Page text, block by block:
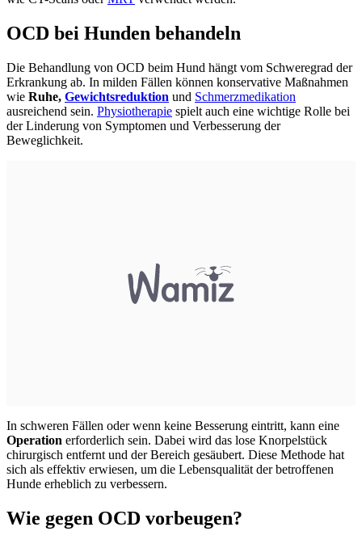
OCD bei Hunden behandeln
Die Behandlung von OCD beim Hund hängt vom Schweregrad der
Erkrankung ab. In milden Fällen können konservative Maßnahmen
wie Ruhe, Gewichtsreduktion und Schmerzmedikation
ausreichend sein. Physiotherapie spielt auch eine wichtige Rolle bei
der Linderung von Symptomen und Verbesserung der
Beweglichkeit.
In schweren Fällen oder wenn keine Besserung eintritt, kann eine
Operation erforderlich sein. Dabei wird das lose Knorpelstück
chirurgisch entfernt und der Bereich gesäubert. Diese Methode hat
sich als effektiv erwiesen, um die Lebensqualität der betroffenen
Hunde erheblich zu verbessern.
Wie gegen OCD vorbeugen?